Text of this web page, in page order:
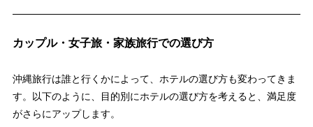
カップル・女子旅・家族旅行での選び方
沖縄旅行は誰と行くかによって、ホテルの選び方も変わってきま
す。以下のように、目的別にホテルの選び方を考えると、満足度
がさらにアップします。